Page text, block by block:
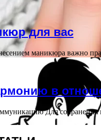
для вас
маникюра важно
в
Для